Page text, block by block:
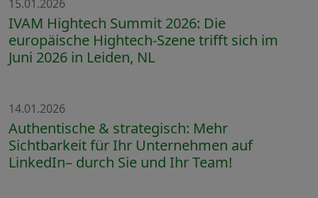
15.01.2026
IVAM Hightech Summit 2026: Die
europäische Hightech-Szene trifft sich im
Juni 2026 in Leiden, NL
14.01.2026
Authentische & strategisch: Mehr
Sichtbarkeit für Ihr Unternehmen auf
LinkedIn– durch Sie und Ihr Team!